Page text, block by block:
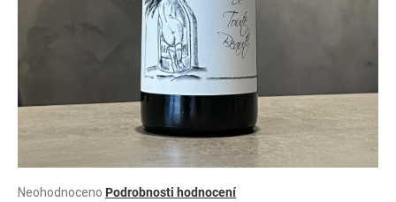
Průměrné
Neohodnoceno Podrobnosti hodnocení
t
?